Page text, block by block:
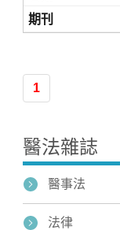
1
醫法雜誌
醫事法
法律